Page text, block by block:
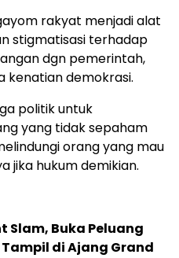
rakyat menjadi alat
stigmatisasi terhadap
dgn pemerintah,
kenatian demokrasi.
politik untuk
yang tidak sepaham
orang yang mau
jika hukum demikian.
Slam, Buka Peluang
di Ajang Grand